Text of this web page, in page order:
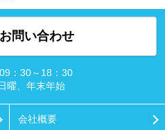
問い合わせ
09：30～18：30
曜、年末年始
会社概要